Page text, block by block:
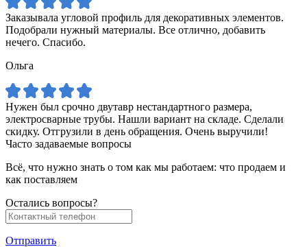
Заказывала угловой профиль для декоративных элементов.
Подобрали нужный материалы. Все отлично, добавить
нечего. Спасибо.
Ольга
Нужен был срочно двутавр нестандартного размера,
электросварные трубы. Нашли вариант на складе. Сделали
скидку. Отгрузили в день обращения. Очень выручили!
Часто задаваемые вопросы
Всё, что нужно знать о том как мы работаем: что продаем и
как поставляем
Остались вопросы?
Отправить